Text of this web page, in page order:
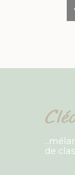
de